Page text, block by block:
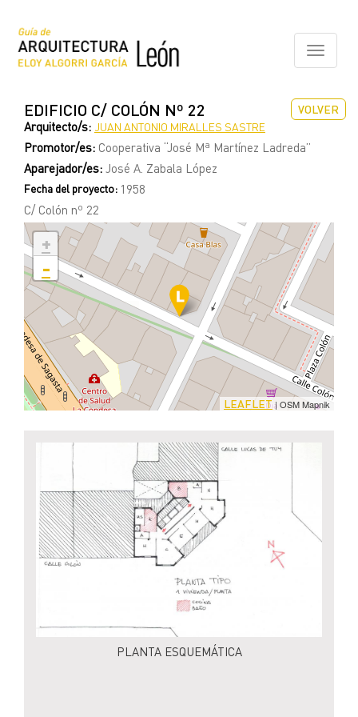
contenido
principal
Toggle
VOLVER
EDIFICIO C/ COLÓN Nº 22
Arquitecto/s: JUAN ANTONIO MIRALLES SASTRE
Promotor/es: Cooperativa “José Mª Martínez Ladreda”
Aparejador/es: José A. Zabala López
Fecha del proyecto: 1958
C/ Colón nº 22
+
-
LEAFLET| OSM Mapnik
PLANTA ESQUEMÁTICA